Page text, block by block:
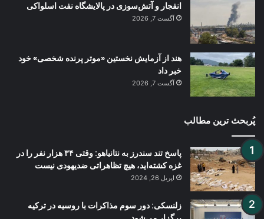
انفجار و آتش‌سوزی در پالایشگاه نفت اسلواکی
آگست 7, 2026
هند از آزمایش نخستین «موتر پرنده شخصی» خود
خبر داد
آگست 7, 2026
پُربحث ترین مطالب
پاسخ تند سندرز به نتانیاهو: وقتی ۳۴ هزار نفر را در
غزه کشته‌اید، هیچ تظاهراتی ضدیهودی نیست
اپریل 26, 2024
زلنسکی: دور سوم مذاکرات با روسیه در ترکیه